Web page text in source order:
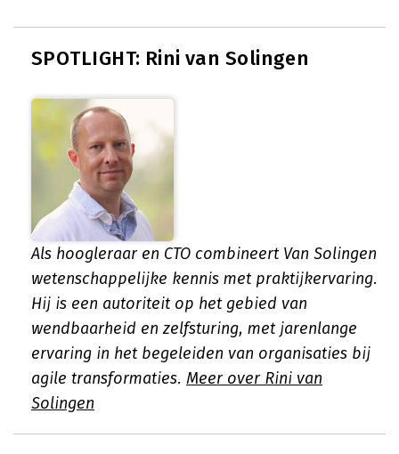
SPOTLIGHT: Rini van Solingen
Als hoogleraar en CTO combineert Van Solingen
wetenschappelijke kennis met praktijkervaring.
Hij is een autoriteit op het gebied van
wendbaarheid en zelfsturing, met jarenlange
ervaring in het begeleiden van organisaties bij
agile transformaties. Meer over Rini van
Solingen